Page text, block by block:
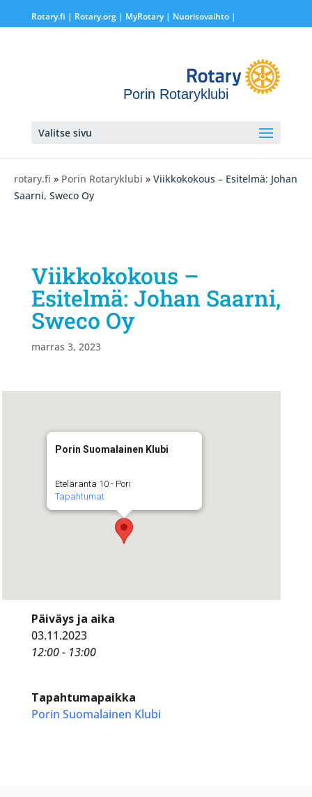
Rotary.fi | Rotary.org| MyRotary | Nuorisovaihto|
Porin Rotaryklubi
Valitse sivu
rotary.fi » Porin Rotaryklubi » Viikkokokous – Esitelmä: Johan
Saarni, Sweco Oy
Viikkokokous –
Esitelmä: Johan Saarni,
Sweco Oy
marras 3, 2023
Porin Suomalainen Klubi
Eteläranta 10 - Pori
Tapahtumat
Päiväys ja aika
03.11.2023
12:00 - 13:00
Tapahtumapaikka
Porin Suomalainen Klubi